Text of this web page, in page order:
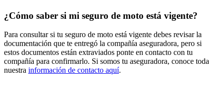
¿Cómo saber si mi seguro de moto está vigente?
Para consultar si tu seguro de moto está vigente debes revisar la
documentación que te entregó la compañía aseguradora, pero si
estos documentos están extraviados ponte en contacto con tu
compañía para confirmarlo. Si somos tu aseguradora, conoce toda
nuestra información de contacto aquí.